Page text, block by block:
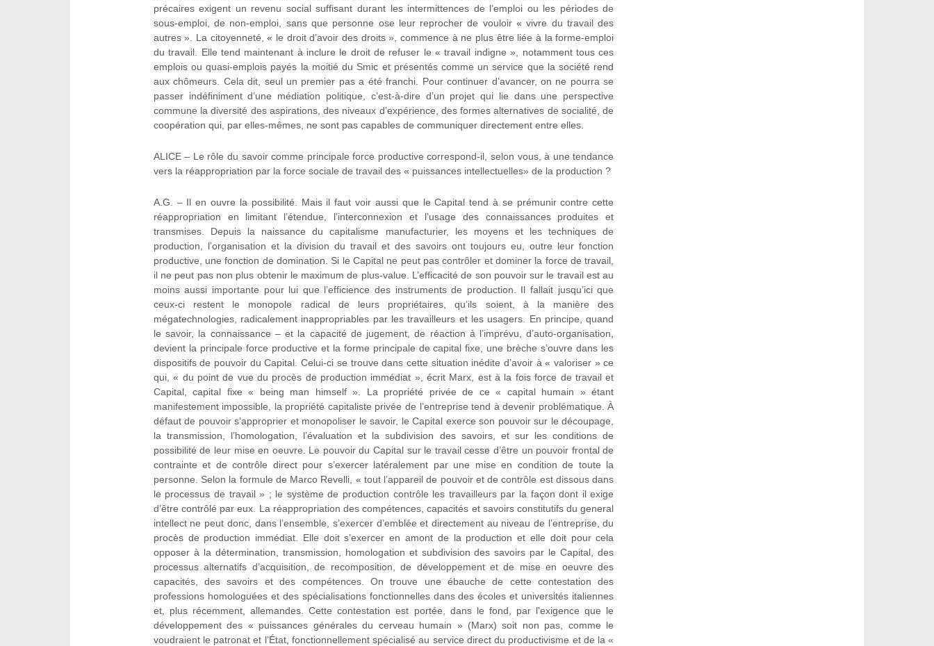
précaires exigent un revenu social suffisant durant les intermittences de l’emploi ou les périodes de
sous-emploi, de non-emploi, sans que personne ose leur reprocher de vouloir « vivre du travail des
autres ». La citoyenneté, « le droit d’avoir des droits », commence à ne plus être liée à la forme-emploi
du travail. Elle tend maintenant à inclure le droit de refuser le « travail indigne », notamment tous ces
emplois ou quasi-emplois payés la moitié du Smic et présentés comme un service que la société rend
aux chômeurs. Cela dit, seul un premier pas a été franchi. Pour continuer d’avancer, on ne pourra se
passer indéfiniment d’une médiation politique, c’est-à-dire d’un projet qui lie dans une perspective
commune la diversité des aspirations, des niveaux d’expérience, des formes alternatives de socialité, de
coopération qui, par elles-mêmes, ne sont pas capables de communiquer directement entre elles.
ALICE – Le rôle du savoir comme principale force productive correspond-il, selon vous, à une tendance
vers la réappropriation par la force sociale de travail des « puissances intellectuelles» de la production ?
A.G. – Il en ouvre la possibilité. Mais il faut voir aussi que le Capital tend à se prémunir contre cette
réappropriation en limitant l’étendue, l’interconnexion et l’usage des connaissances produites et
transmises. Depuis la naissance du capitalisme manufacturier, les moyens et les techniques de
production, l’organisation et la division du travail et des savoirs ont toujours eu, outre leur fonction
productive, une fonction de domination. Si le Capital ne peut pas contrôler et dominer la force de travail,
il ne peut pas non plus obtenir le maximum de plus-value. L’efficacité de son pouvoir sur le travail est au
moins aussi importante pour lui que l’efficience des instruments de production. Il fallait jusqu’ici que
ceux-ci restent le monopole radical de leurs propriétaires, qu’ils soient, à la manière des
mégatechnologies, radicalement inappropriables par les travailleurs et les usagers. En principe, quand
le savoir, la connaissance – et la capacité de jugement, de réaction à l’imprévu, d’auto-organisation,
devient la principale force productive et la forme principale de capital fixe, une brèche s’ouvre dans les
dispositifs de pouvoir du Capital. Celui-ci se trouve dans cette situation inédite d’avoir à « valoriser » ce
qui, « du point de vue du procès de production immédiat », écrit Marx, est à la fois force de travail et
Capital, capital fixe « being man himself ». La propriété privée de ce « capital humain » étant
manifestement impossible, la propriété capitaliste privée de l’entreprise tend à devenir problématique. À
défaut de pouvoir s’approprier et monopoliser le savoir, le Capital exerce son pouvoir sur le découpage,
la transmission, l’homologation, l’évaluation et la subdivision des savoirs, et sur les conditions de
possibilité de leur mise en oeuvre. Le pouvoir du Capital sur le travail cesse d’être un pouvoir frontal de
contrainte et de contrôle direct pour s’exercer latéralement par une mise en condition de toute la
personne. Selon la formule de Marco Revelli, « tout l’appareil de pouvoir et de contrôle est dissous dans
le processus de travail » ; le système de production contrôle les travailleurs par la façon dont il exige
d’être contrôlé par eux. La réappropriation des compétences, capacités et savoirs constitutifs du general
intellect ne peut donc, dans l’ensemble, s’exercer d’emblée et directement au niveau de l’entreprise, du
procès de production immédiat. Elle doit s’exercer en amont de la production et elle doit pour cela
opposer à la détermination, transmission, homologation et subdivision des savoirs par le Capital, des
processus alternatifs d’acquisition, de recomposition, de développement et de mise en oeuvre des
capacités, des savoirs et des compétences. On trouve une ébauche de cette contestation des
professions homologuées et des spécialisations fonctionnelles dans des écoles et universités italiennes
et, plus récemment, allemandes. Cette contestation est portée, dans le fond, par l’exigence que le
développement des « puissances générales du cerveau humain » (Marx) soit non pas, comme le
voudraient le patronat et l’État, fonctionnellement spécialisé au service direct du productivisme et de la «